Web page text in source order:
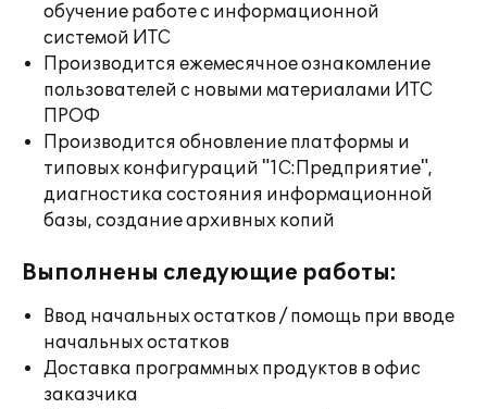
обучение работе с информационной
системой ИТС
Производится ежемесячное ознакомление
пользователей с новыми материалами ИТС
ПРОФ
Производится обновление платформы и
типовых конфигураций "1С:Предприятие",
диагностика состояния информационной
базы, создание архивных копий
Выполнены следующие работы:
Ввод начальных остатков / помощь при вводе
начальных остатков
Доставка программных продуктов в офис
заказчика